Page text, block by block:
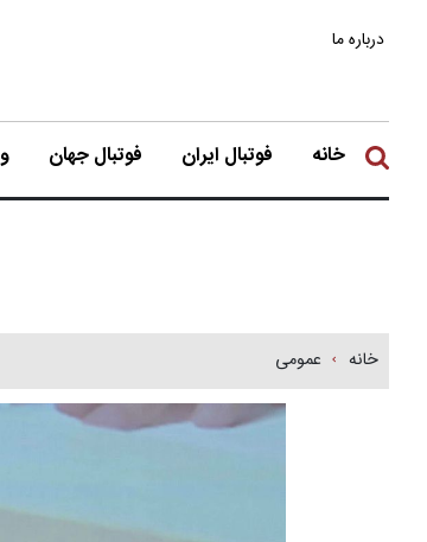
درباره ما
خانه فوتبال ایران فوتبال جهان
خانه عمومی